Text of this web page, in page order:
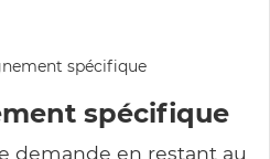
spécifique
demande en restant au